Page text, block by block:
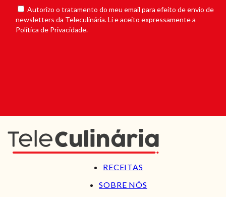
Autorizo o tratamento do meu email para efeito de envio de
newsletters da Teleculinária. Li e aceito expressamente a
Política de Privacidade.
RECEITAS
SOBRE NÓS